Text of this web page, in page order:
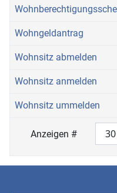
Anzeigen #
Wohngeldantrag
Wohnsitz abmelden
Wohnsitz anmelden
Wohnsitz ummelden